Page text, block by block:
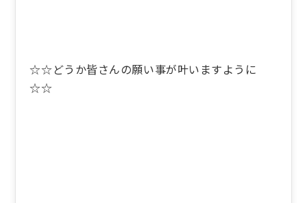
☆☆どうか皆さんの願い事が叶いますように
☆☆